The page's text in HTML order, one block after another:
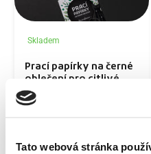
Tato webová stránka
Skladem
Prací papírky na černé
oblečení pro citlivé
osoby EcoHaus 5 praní
13,80 Kč/pranie